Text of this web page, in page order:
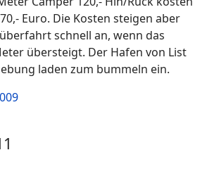
Euro. Die Kosten steigen aber
schnell an, wenn das
übersteigt. Der Hafen von List
laden zum bummeln ein.